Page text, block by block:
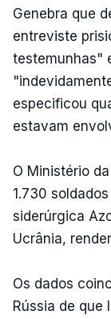
Genebra que
entreviste
testemunhas"
especificou
estavam
O Ministério
1.730
siderúrgica
Ucrânia,
Os dados
Rússia de